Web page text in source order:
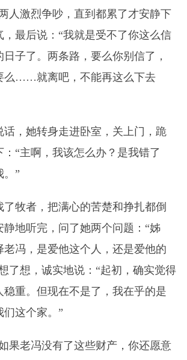
人激烈争吵，直到都累了才安静下
，最后说：“我就是受不了你这么信
子了。两条路，要么你别信了，
么……就离吧，不能再这么下去
话，她转身走进卧室，关上门，跪
“主啊，我该怎么办？是我错了
。 ”
牧者，把满心的苦楚和挣扎都倒
静地听完，问了她两个问题：“姊
老冯，是爱他这个人，还是爱他的
了想，诚实地说：“起初，确实觉得
稳重。但现在不是了，我在乎的是
这个家。”
果老冯没有了这些财产，你还愿意